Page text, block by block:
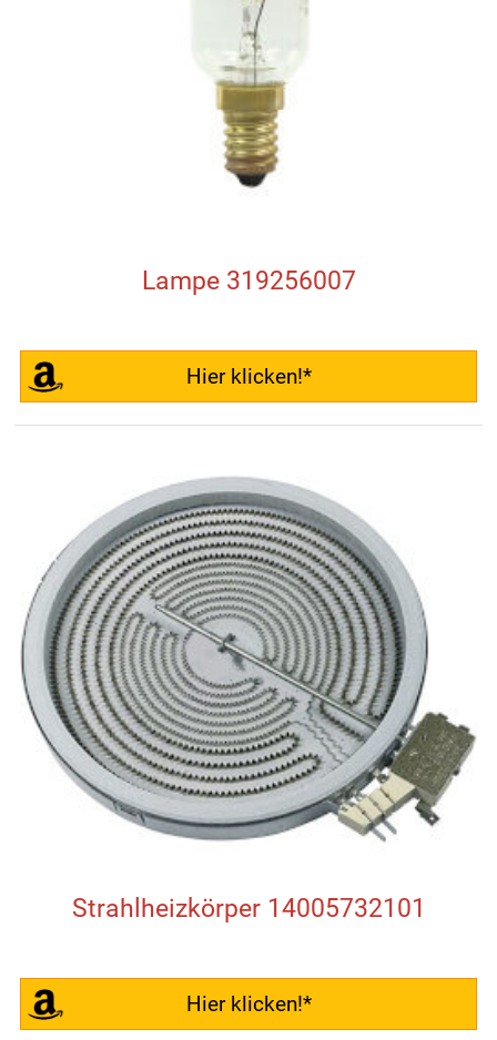
Lampe 319256007
Hier klicken!*
Strahlheizkörper 14005732101
Hier klicken!*